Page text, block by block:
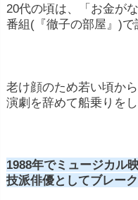
舞台出演料:俳優
ムなどで声を担
源となります。
優・女優は、ブ
収入を得ることが
20代の頃は、「お金が
番組(『徹子の部屋』)で
老け顔のため若い頃か
演劇を辞めて船乗りを
1988年でミュージカル
技派俳優としてブレーク